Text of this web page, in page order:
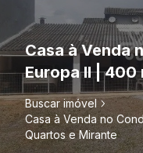
Casa à Venda
Europa II | 400
Buscar imóvel
Casa à Venda no
Quartos e Mirante